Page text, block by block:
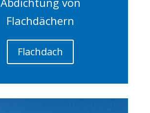
Flachdächern
Flachdach